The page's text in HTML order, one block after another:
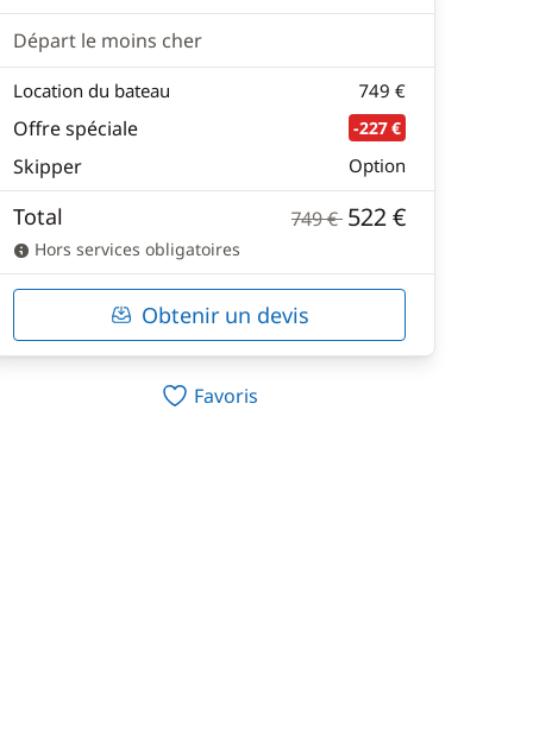
Départ le moins cher
Location du bateau 749 €
Offre spéciale -227 €
Skipper Option
Total 749 € 522 €
Hors services obligatoires
Obtenir un devis
Favoris